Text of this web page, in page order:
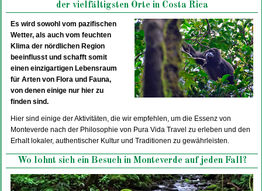
der vielfältigsten Orte in Costa Rica
Es wird sowohl vom pazifischen
Wetter, als auch vom feuchten
Klima der nördlichen Region
beeinflusst und schafft somit
einen einzigartigen Lebensraum
für Arten von Flora und Fauna,
von denen einige nur hier zu
finden sind.
Hier sind einige der Aktivitäten, die wir empfehlen, um die Essenz von
Monteverde nach der Philosophie von Pura Vida Travel zu erleben und den
Erhalt lokaler, authentischer Kultur und Traditionen zu gewährleisten.
Wo lohnt sich ein Besuch in Monteverde auf jeden Fall?